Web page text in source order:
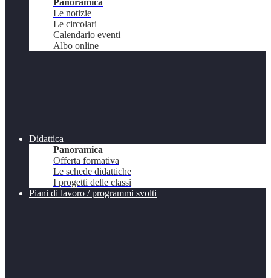
Panoramica
Le notizie
Le circolari
Calendario eventi
Albo online
Didattica
Panoramica
Offerta formativa
Le schede didattiche
I progetti delle classi
Piani di lavoro / programmi svolti